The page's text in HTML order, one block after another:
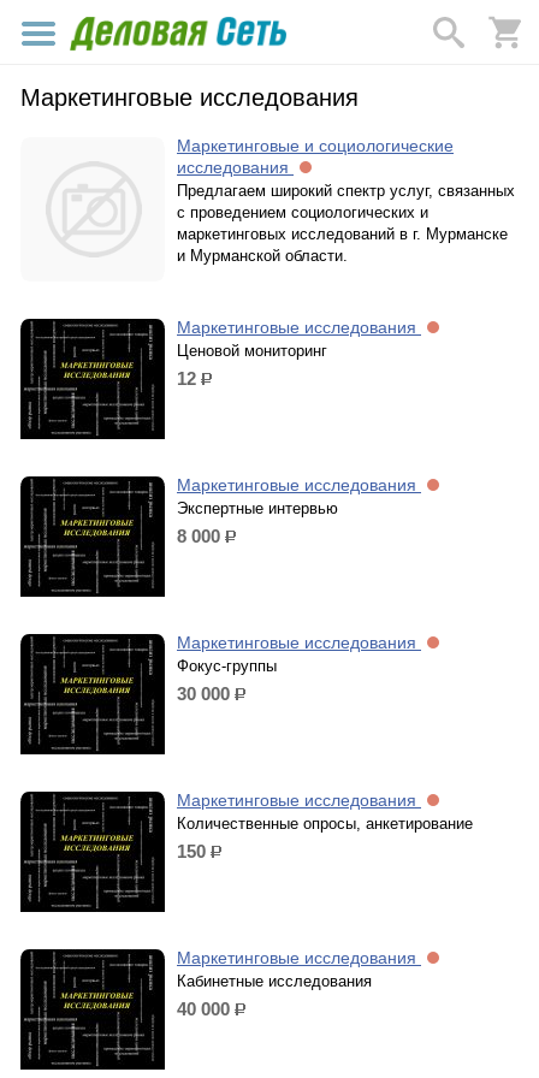
Маркетинговые исследования
Маркетинговые и социологические
исследования
Предлагаем широкий спектр услуг, связанных
с проведением социологических и
маркетинговых исследований в г. Мурманске
и Мурманской области.
Маркетинговые исследования
Ценовой мониторинг
12 р.
Маркетинговые исследования
Экспертные интервью
8 000 р.
Маркетинговые исследования
Фокус-группы
30 000 р.
Маркетинговые исследования
Количественные опросы, анкетирование
150 р.
Маркетинговые исследования
Кабинетные исследования
40 000 р.